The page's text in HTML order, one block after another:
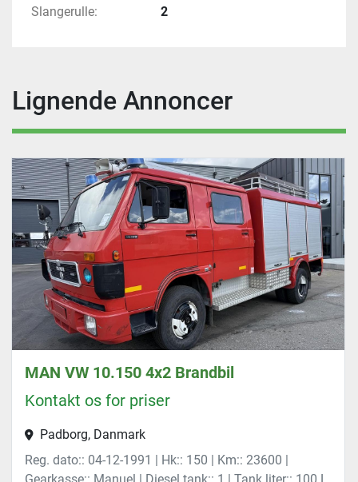
Slangerulle: 2
Lignende Annoncer
MAN VW 10.150 4x2 Brandbil
Kontakt os for priser
Padborg, Danmark
Reg. dato:: 04-12-1991 | Hk:: 150 | Km:: 23600 |